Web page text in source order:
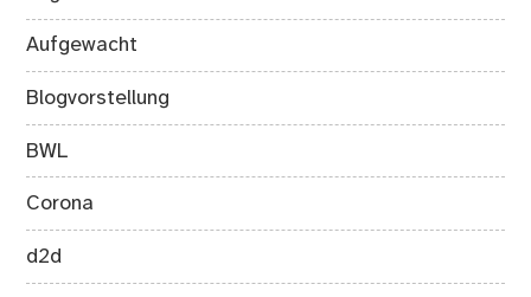
Aufgewacht
Blogvorstellung
BWL
Corona
d2d